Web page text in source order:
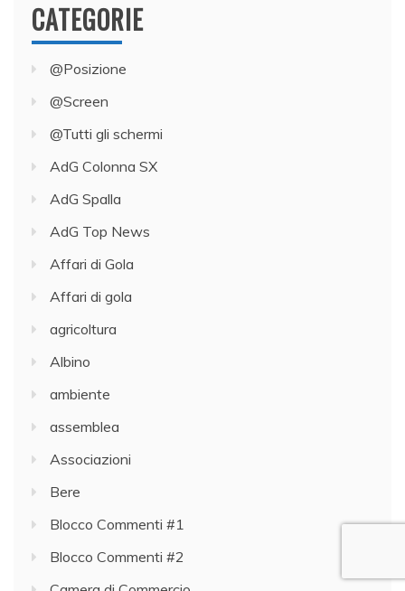
CATEGORIE
@Posizione
@Screen
@Tutti gli schermi
AdG Colonna SX
AdG Spalla
AdG Top News
Affari di Gola
Affari di gola
agricoltura
Albino
ambiente
assemblea
Associazioni
Bere
Blocco Commenti #1
Blocco Commenti #2